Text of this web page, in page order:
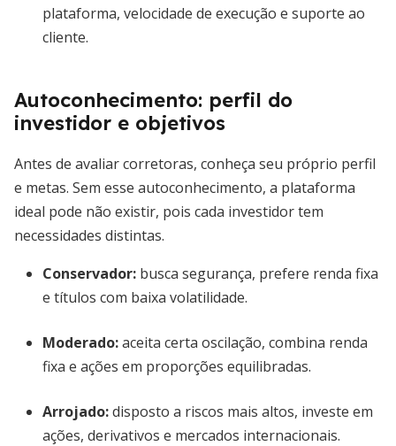
plataforma, velocidade de execução e suporte ao
cliente.
Autoconhecimento: perfil do
investidor e objetivos
Antes de avaliar corretoras, conheça seu próprio perfil
e metas. Sem esse autoconhecimento, a plataforma
ideal pode não existir, pois cada investidor tem
necessidades distintas.
Conservador: busca segurança, prefere renda fixa
e títulos com baixa volatilidade.
Moderado:aceita certa oscilação, combina renda
fixa e ações em proporções equilibradas.
Arrojado:disposto a riscos mais altos, investe em
ações, derivativos e mercados internacionais.